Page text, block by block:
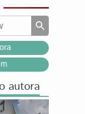
autora